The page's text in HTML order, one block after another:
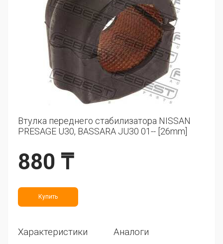
Втулка переднего стабилизатора NISSAN
PRESAGE U30, BASSARA JU30 01-- [26mm]
880 ₸
Купить
Характеристики Аналоги